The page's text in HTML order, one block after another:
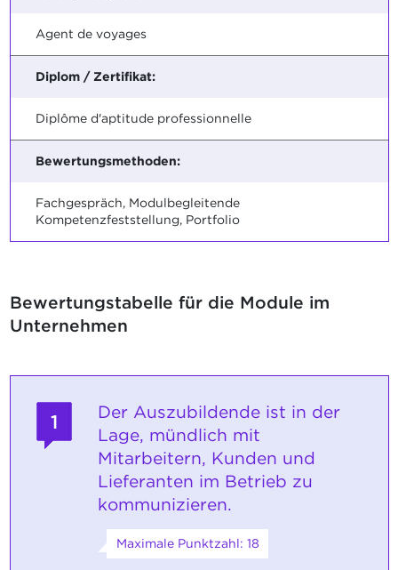
Agent de voyages
Diplom / Zertifikat:
Diplôme d'aptitude professionnelle
Bewertungsmethoden:
Fachgespräch, Modulbegleitende
Kompetenzfeststellung, Portfolio
Bewertungstabelle für die Module im
Unternehmen
1
Der Auszubildende ist in der
Lage, mündlich mit
Mitarbeitern, Kunden und
Lieferanten im Betrieb zu
kommunizieren.
Maximale Punktzahl: 18